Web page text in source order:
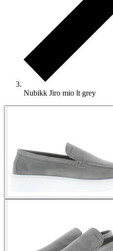
Nubikk Jiro mio lt grey